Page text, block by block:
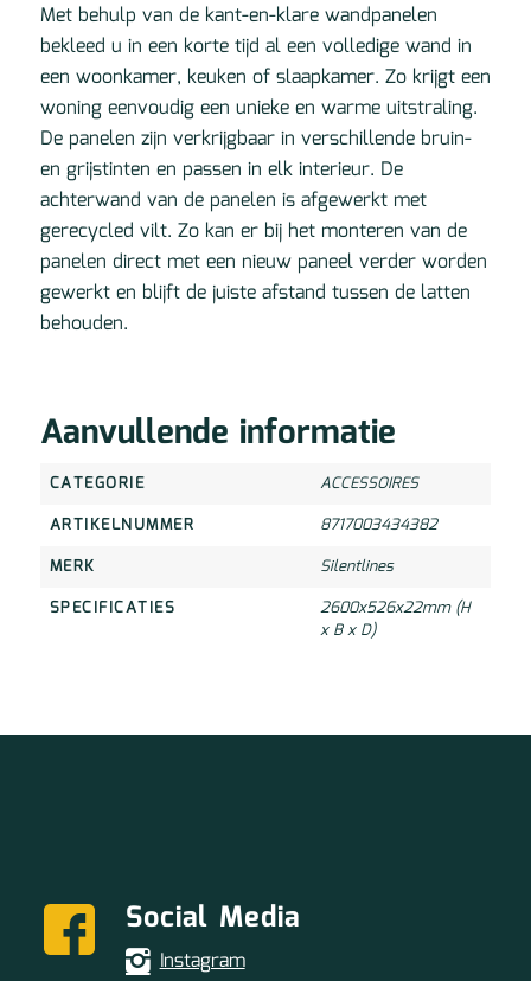
Met behulp van de kant-en-klare wandpanelen
bekleed u in een korte tijd al een volledige wand in
een woonkamer, keuken of slaapkamer. Zo krijgt een
woning eenvoudig een unieke en warme uitstraling.
De panelen zijn verkrijgbaar in verschillende bruin-
en grijstinten en passen in elk interieur. De
achterwand van de panelen is afgewerkt met
gerecycled vilt. Zo kan er bij het monteren van de
panelen direct met een nieuw paneel verder worden
gewerkt en blijft de juiste afstand tussen de latten
behouden.
Aanvullende informatie
CATEGORIE
ACCESSOIRES
ARTIKELNUMMER
8717003434382
MERK
Silentlines
SPECIFICATIES
2600x526x22mm (H
x B x D)
Social Media
Instagram